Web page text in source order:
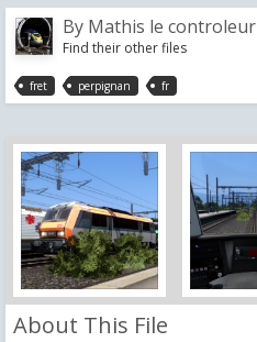
By Mathis le controleur
Find their other files
fret perpignan fr
About This File